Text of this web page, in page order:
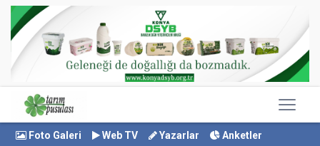
Foto Galeri Web TV Yazarlar
Anketler